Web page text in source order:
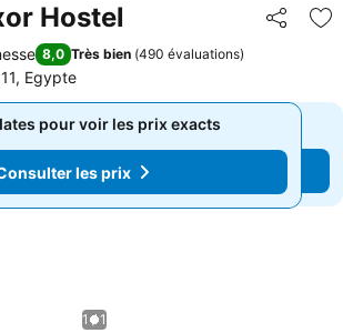
Hostel Partager
8,0 Très bien (490 évaluations)
Egypte
pour voir les prix exacts
Consulter les prix
pour voir les prix exacts
les prix
1 / 1